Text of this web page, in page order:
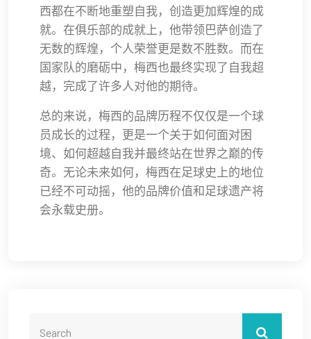
西都在不断地重塑自我，创造更加辉煌的成
就。在俱乐部的成就上，他带领巴萨创造了
无数的辉煌，个人荣誉更是数不胜数。而在
国家队的磨砺中，梅西也最终实现了自我超
越，完成了许多人对他的期待。
总的来说，梅西的品牌历程不仅仅是一个球
员成长的过程，更是一个关于如何面对困
境、如何超越自我并最终站在世界之巅的传
奇。无论未来如何，梅西在足球史上的地位
已经不可动摇，他的品牌价值和足球遗产将
会永载史册。